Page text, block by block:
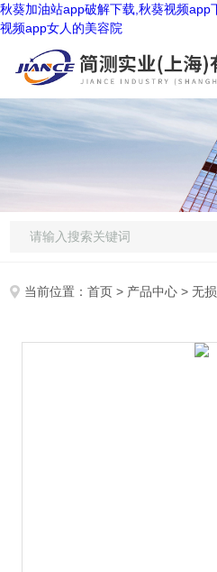
秋葵加油站app破解下载,秋葵视频app
视频app女人的美容院
当前位置：首页 > 产品中心 >无